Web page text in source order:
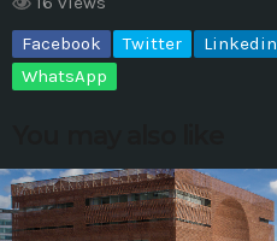
MOST UPVOTED
Facebook
Twitter Linkedin
WhatsApp